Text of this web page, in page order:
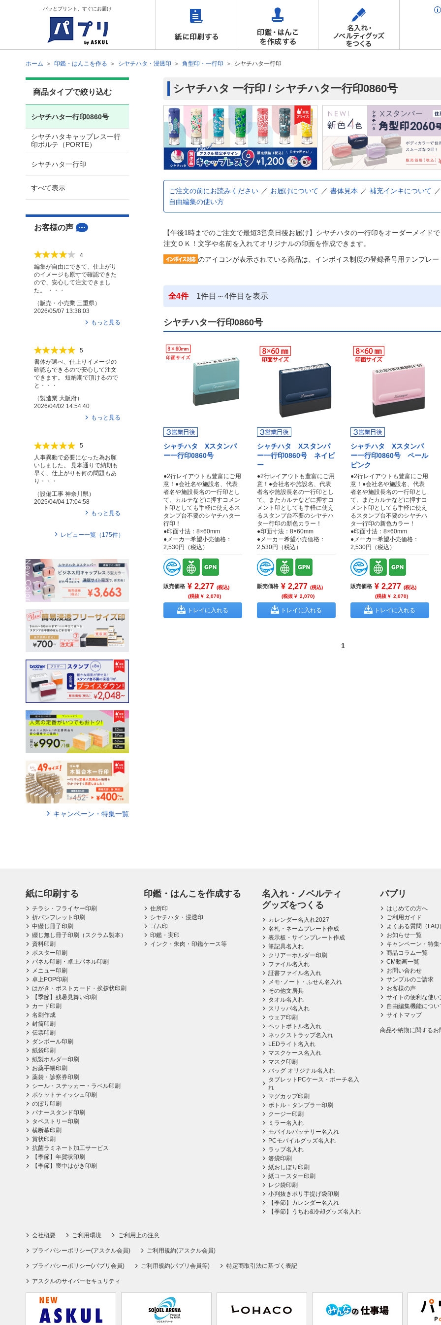
パッとプリント、すぐにお届け
ホーム 印鑑・はんこを作る シヤチハタ・浸透印 角型印・一行印 シヤチハタ一行印
商品タイプで絞り込む
シヤチハタ一行印0860号
シヤチハタキャップレス一行
印ポルテ（PORTE）
シヤチハタ一行印
すべて表示
お客様の声
4
編集が自由にできて、仕上がり
のイメージも原寸で確認できた
ので、安心して注文できまし
た。 ・・・
（販売・小売業 三重県 ）
2026/05/07 13:38:03
もっと見る
5
書体が選べ、仕上りイメージの
確認もできるので安心して注文
できます。 短納期で頂けるので
と・・・
（製造業 大阪府）
2026/04/02 14:54:40
もっと見る
5
人事異動で必要になった為お願
いしました。 見本通りで納期も
早く、仕上がりも何の問題もあ
り・・・
（設備工事 神奈川県 ）
2025/04/04 17:04:58
もっと見る
レビュー一覧（ 175件）
キャンペーン・特集一覧
シヤチハタ 一行印 / シヤチハタ一行印0860号
ご注文の前にお読みください お届けについて 書体見本 補充インキについて
自由編集の使い方
【午後1時までのご注文で最短3営業日後お届け】シヤチハタの一行印をオーダーメイド
注文ＯＫ！文字や名前を入れてオリジナルの印面を作成できます。
のアイコンが表示されている商品は、インボイス制度の登録番号用テンプレー
全4件 1件目～4件目を表示
シヤチハタ一行印0860号
シャチハタ Xスタンパ
ー一行印0860号
●2行レイアウトも豊富にご用
意！●会社名や施設名、代表
者名や施設長名の一行印とし
て、カルテなどに押すコメン
ト印としても手軽に使えるス
タンプ台不要のシヤチハタ一
行印！
●印面寸法：8×60mm
●メーカー希望小売価格：
2,530円（税込）
販売価格 ¥ 2,277 (税込)
(税抜 ¥ 2,070)
トレイに入れる
シャチハタ Xスタンパ
ー一行印0860号 ネイビ
ー
●2行レイアウトも豊富にご用
意！●会社名や施設名、代表
者名や施設長名の一行印とし
て、またカルテなどに押すコ
メント印としても手軽に使え
るスタンプ台不要のシヤチハ
タ一行印の新色カラー！
●印面寸法：8×60mm
●メーカー希望小売価格：
2,530円（税込）
販売価格 ¥ 2,277 (税込)
(税抜 ¥ 2,070)
トレイに入れる
シャチハタ Xスタンパ
ー一行印0860号 ペール
ピンク
●2行レイアウトも豊富にご用
意！●会社名や施設名、代表
者名や施設長名の一行印とし
て、またカルテなどに押すコ
メント印としても手軽に使え
るスタンプ台不要のシヤチハ
タ一行印の新色カラー！
●印面寸法：8×60mm
●メーカー希望小売価格：
2,530円（税込）
販売価格 ¥ 2,277 (税込)
(税抜 ¥ 2,070)
トレイに入れる
1
紙に印刷する
チラシ・フライヤー印刷
折パンフレット印刷
中綴じ冊子印刷
綴じ無し冊子印刷（スクラム製本）
資料印刷
ポスター印刷
パネル印刷・卓上パネル印刷
メニュー印刷
卓上POP印刷
はがき・ポストカード・挨拶状印刷
【季節】残暑見舞い印刷
カード印刷
名刺作成
封筒印刷
伝票印刷
ダンボール印刷
紙袋印刷
紙製ホルダー印刷
お薬手帳印刷
薬袋・診察券印刷
シール・ステッカー・ラベル印刷
ポケットティッシュ印刷
のぼり印刷
バナースタンド印刷
タペストリー印刷
横断幕印刷
賞状印刷
抗菌ラミネート加工サービス
【季節】年賀状印刷
【季節】喪中はがき印刷
印鑑・はんこを作成する
住所印
シヤチハタ・浸透印
ゴム印
印鑑・実印
インク・朱肉・印鑑ケース等
名入れ・ノベルティ
グッズをつくる
カレンダー名入れ2027
名札・ネームプレート作成
表示板・サインプレート作成
筆記具名入れ
クリアーホルダー印刷
ファイル名入れ
証書ファイル名入れ
メモ･ノート・ふせん名入れ
その他文房具
タオル名入れ
スリッパ名入れ
ウェア印刷
ペットボトル名入れ
ネックストラップ名入れ
LEDライト名入れ
マスクケース名入れ
マスク印刷
バッグ オリジナル名入れ
タブレットPCケース・ポーチ名入
れ
マグカップ印刷
ボトル・タンブラー印刷
クージー印刷
ミラー名入れ
モバイルバッテリー名入れ
PCモバイルグッズ名入れ
ラップ名入れ
箸袋印刷
紙おしぼり印刷
紙コースター印刷
レジ袋印刷
小判抜きポリ手提げ袋印刷
【季節】カレンダー名入れ
【季節】うちわ&冷却グッズ名入れ
パプリ
はじめての方へ
ご利用ガイド
よくある質問（FAQ
お知らせ一覧
キャンペーン・特集
商品コラム一覧
CM動画一覧
お問い合わせ
サンプルのご請求
お客様の声
サイトの便利な使い
自由編集機能につい
サイトマップ
商品や納期に関するお
会社概要 ご利用環境 ご利用上の注意
プライバシーポリシー(アスクル会員) ご利用規約(アスクル会員)
プライバシーポリシー(パプリ会員) ご利用規約(パプリ会員等) 特定商取引法に基づく表記
アスクルのサイバーセキュリティ